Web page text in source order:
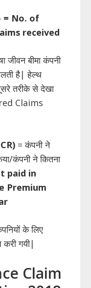
= No. of
received
जीवन बीमा कंपनी
है| हेल्थ
तरीके से देखा
Claims
= कंपनी ने
कंपनी ने कितना
paid in
Premium
के लिए
करी गयी|
Claim